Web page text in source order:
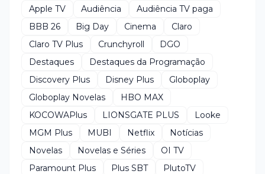
Apple TV Audiência
Audiência TV paga
BBB 26
Big Day Cinema
Claro
Claro TV Plus
Crunchyroll
DGO
Destaques
Destaques da Programação
Discovery Plus
Disney Plus
Globoplay
Globoplay Novelas
HBO MAX
KOCOWAPlus
LIONSGATE PLUS
Looke
MGM Plus
MUBI Netflix
Notícias
Novelas
Novelas e Séries
OI TV
Paramount Plus
Plus SBT
PlutoTV